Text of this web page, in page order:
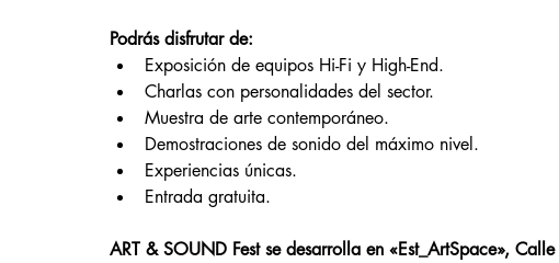
Podrás disfrutar de:
Exposición de equipos Hi-Fi y High-End.
Charlas con personalidades del sector.
Muestra de arte contemporáneo.
Demostraciones de sonido del máximo nivel.
Experiencias únicas.
Entrada gratuita.
ART & SOUND Fest se desarrolla en «Est_ArtSpace»,